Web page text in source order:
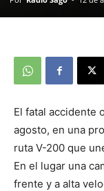
El fatal accidente
agosto, en una
ruta V-200 que
En el lugar una
frente y a alta